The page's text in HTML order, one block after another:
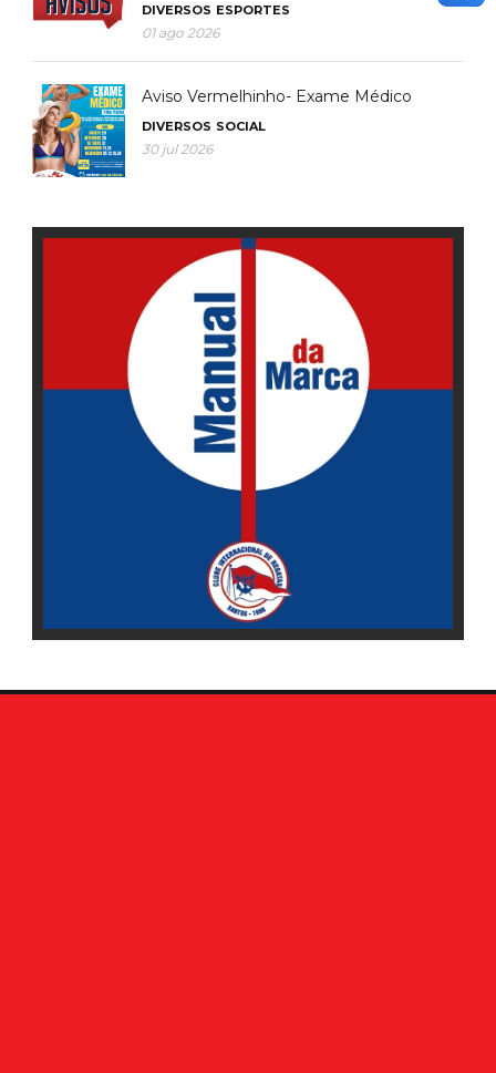
DIVERSOS ESPORTES
01 ago 2026
Aviso Vermelhinho- Exame Médico
DIVERSOS SOCIAL
30 jul 2026